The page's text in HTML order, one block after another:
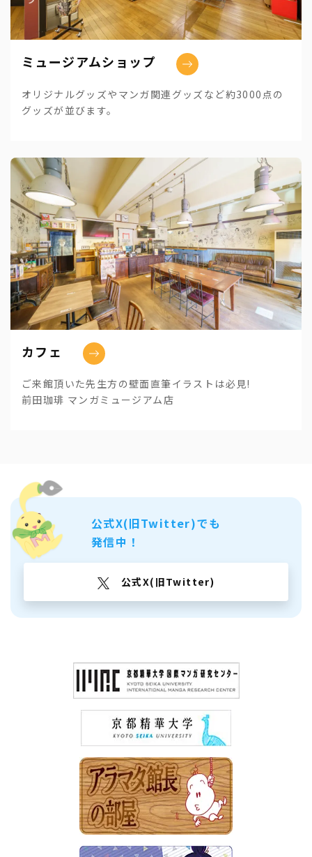
ミュージアムショップ
オリジナルグッズやマンガ関連グッズなど約3000点の
グッズが並びます。
カフェ
ご来館頂いた先生方の壁面直筆イラストは必見!
前田珈琲 マンガミュージアム店
公式X(旧Twitter)でも
発信中！
公式X(旧Twitter)